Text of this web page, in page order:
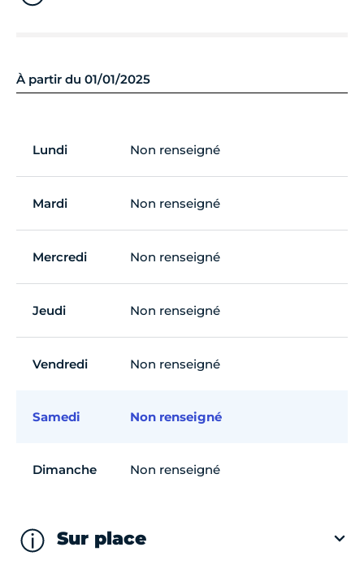
À partir du 01/01/2025
Lundi Non renseigné
Mardi Non renseigné
Mercredi Non renseigné
Jeudi Non renseigné
Vendredi Non renseigné
Samedi Non renseigné
Dimanche Non renseigné
Sur place